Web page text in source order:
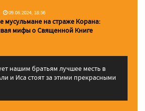
09.06.2024, 18:56
мусульмане на страже Корана:
мифы о Священной Книге
нашим братьям лучшее месть в
и Иса стоят за этими прекрасными